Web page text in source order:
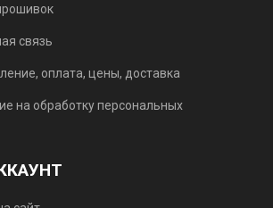
связь
оплата, цены, доставка
на обработку персональных